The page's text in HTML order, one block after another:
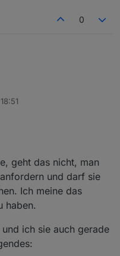
0
T15-G3 15kW zu holen.
geht das nicht, man
und darf sie
Ich meine das
haben.
ich sie auch gerade